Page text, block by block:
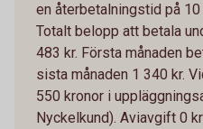
en återbetalningstid på
Totalt belopp att betala
483 kr. Första månaden
sista månaden 1 340 kr.
550 kronor i
Nyckelkund). Aviavgift 0